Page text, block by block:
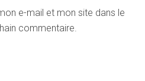
e-mail et mon site dans le
commentaire.